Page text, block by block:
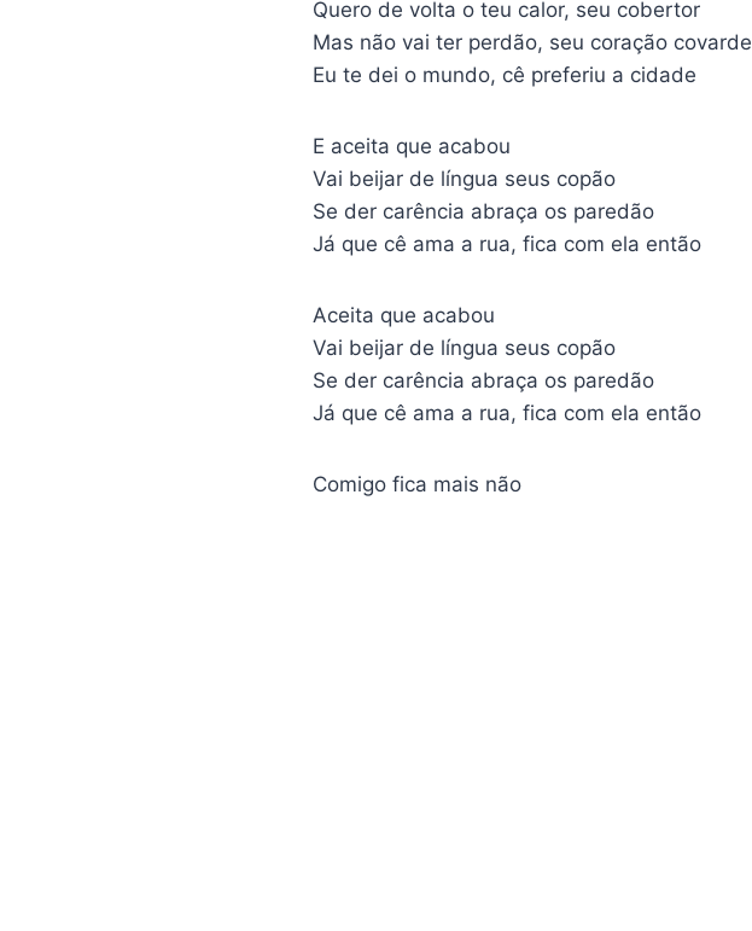
Quero de volta o teu calor, seu cobertor
Mas não vai ter perdão, seu coração covarde
Eu te dei o mundo, cê preferiu a cidade
E aceita que acabou
Vai beijar de língua seus copão
Se der carência abraça os paredão
Já que cê ama a rua, fica com ela então
Aceita que acabou
Vai beijar de língua seus copão
Se der carência abraça os paredão
Já que cê ama a rua, fica com ela então
Comigo fica mais não